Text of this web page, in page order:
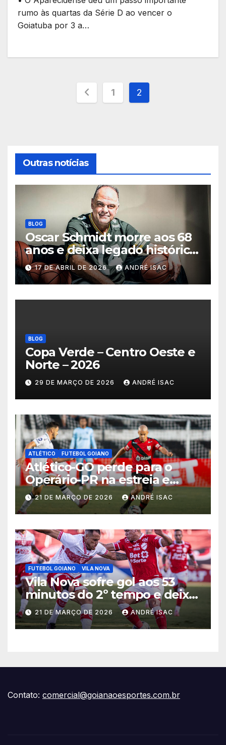
rumo às quartas da Série D ao vencer o
Goiatuba por 3 a…
Paginação
1 2
Outras notícias
BLOG
Oscar Schmidt morre aos 68
anos e deixa legado histórico
no basquete mundial
17 DE ABRIL DE 2026 ANDRÉ ISAC
BLOG
Copa Verde – Centro Oeste e
Norte – 2026
29 DE MARÇO DE 2026 ANDRÉ ISAC
ATLÉTICO FUTEBOL GOIANO
Atlético-GO perde para o
Operário-PR na estreia e
começa sob pressão a Série B
2026
21 DE MARÇO DE 2026 ANDRÉ ISAC
FUTEBOL GOIANO VILA NOVA
Vila Nova sofre gol aos 53
minutos do 2º tempo e deixa
vitória escapar na estreia da
Série B
21 DE MARÇO DE 2026 ANDRÉ ISAC
Contato: comercial@goianaoesportes.com.br